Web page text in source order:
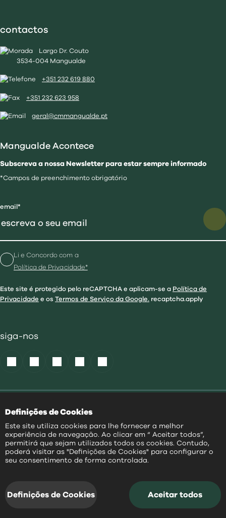
Definições de Cookies
Este site utiliza cookies para lhe fornecer a melhor
experiência de navegação. Ao clicar em “ Aceitar todos”,
permitirá que sejam utilizados todos os cookies. Contudo,
poderá visitar as "Definições de Cookies" para configurar o
seu consentimento de forma controlada.
Definições de Cookies Aceitar todos
contactos
Largo Dr. Couto
3534-004 Mangualde
+351 232 619 880
+351 232 623 958
geral@cmmangualde.pt
Mangualde Acontece
Subscreva a nossa Newsletter para estar sempre informado
*Campos de preenchimento obrigatório
email*
Li e Concordo com a
Política de Privacidade*
Este site é protegido pelo reCAPTCHA e aplicam-se a Política de
Privacidade e os Termos de Serviço da Google. recaptcha.apply
siga-nos
Acessibilidade
Política Privacidade
Aviso Transparência
Mapa do Site